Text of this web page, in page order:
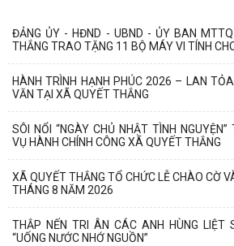
ĐẢNG ỦY - HĐND - UBND - ỦY BAN
THẮNG TRAO TẶNG 11 BỘ MÁY VI TÍNH
HÀNH TRÌNH HẠNH PHÚC 2026 – LAN
VĂN TẠI XÃ QUYẾT THẮNG
SÔI NỔI “NGÀY CHỦ NHẬT TÌNH
VỤ HÀNH CHÍNH CÔNG XÃ QUYẾT THẮNG
XÃ QUYẾT THẮNG TỔ CHỨC LỄ CHÀO CỜ
THÁNG 8 NĂM 2026
THẮP NẾN TRI ÂN CÁC ANH HÙNG
“UỐNG NƯỚC NHỚ NGUỒN”